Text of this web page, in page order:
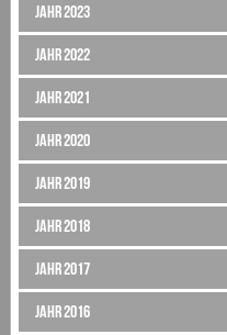
Jahr 2023
Jahr 2022
Jahr 2021
Jahr 2020
Jahr 2019
Jahr 2018
Jahr 2017
Jahr 2016